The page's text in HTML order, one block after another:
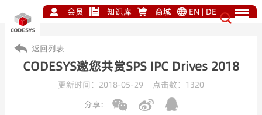
会员 知识库 商城 EN | DE
返回列表
CODESYS邀您共赏SPS IPC Drives 2018
更新时间：2018-05-29 点击数： 1320
分享: